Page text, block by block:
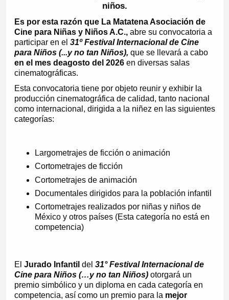
niños.
Es por esta razón que La Matatena Asociación de
Cine para Niñas y Niños A.C., abre su convocatoria a
participar en el 31º Festival Internacional de Cine
para Niños (...y no tan Niños), que se llevará a cabo
en el mes deagosto del 2026 en diversas salas
cinematográficas.
Esta convocatoria tiene por objeto reunir y exhibir la
producción cinematográfica de calidad, tanto nacional
como internacional, dirigida a la niñez en las siguientes
categorías:
Largometrajes de ficción o animación
Cortometrajes de ficción
Cortometrajes de animación
Documentales dirigidos para la población infantil
Cortometrajes realizados por niñas y niños de
México y otros países (Esta categoría no está en
competencia)
El Jurado Infantil del 31° Festival Internacional de
Cine para Niños (…y no tan Niños) otorgará un
premio simbólico y un diploma en cada categoría en
competencia, así como un premio para la mejor